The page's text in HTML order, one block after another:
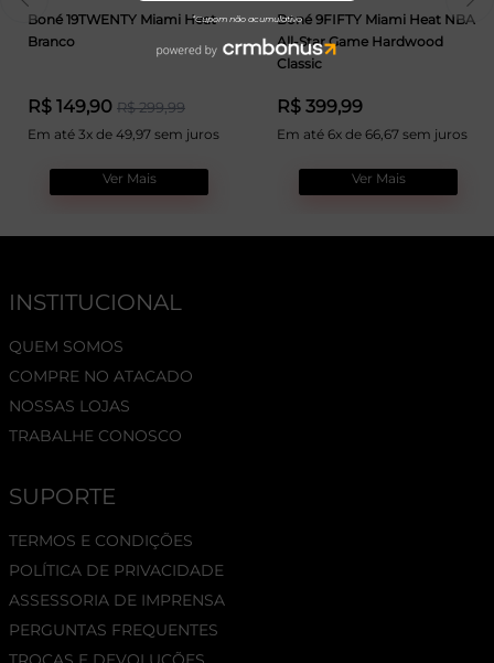
Boné 19TWENTY Miami Heat
Branco
R$ 149,90 R$ 299,99
Em até 3x de 49,97 sem juros
Ver Mais
Boné 9FIFTY Miami Heat NBA
All-Star Game Hardwood
Classic
R$ 399,99
Em até 6x de 66,67 sem juros
Ver Mais
INSTITUCIONAL
QUEM SOMOS
COMPRE NO ATACADO
NOSSAS LOJAS
TRABALHE CONOSCO
SUPORTE
TERMOS E CONDIÇÕES
POLÍTICA DE PRIVACIDADE
ASSESSORIA DE IMPRENSA
PERGUNTAS FREQUENTES